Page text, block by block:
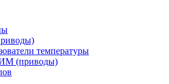
температуры
(приводы)